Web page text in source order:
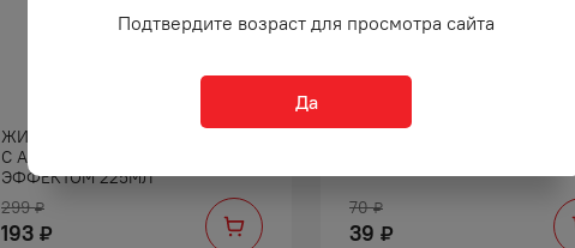
ЖИДКОЕ МЫЛО СЕЙФГАРД
С АНТИБАКТЕРИАЛЬНЫМ
ЭФФЕКТОМ 225МЛ
299 ₽
193 ₽
ОДНОРАЗОВЫЕ МУЖСКИЕ
70 ₽
39 ₽
Подтвердите возраст для просмотра сайта
Да